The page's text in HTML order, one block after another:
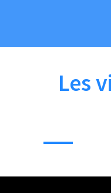
Les